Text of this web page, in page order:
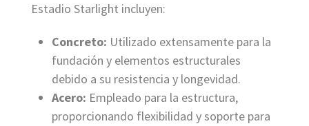
Estadio Starlight incluyen:
Concreto: Utilizado extensamente para la
fundación y elementos estructurales
debido a su resistencia y longevidad.
Acero: Empleado para la estructura,
proporcionando flexibilidad y soporte para